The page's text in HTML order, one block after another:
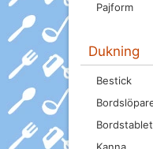
Pajform
Dukning
Bestick